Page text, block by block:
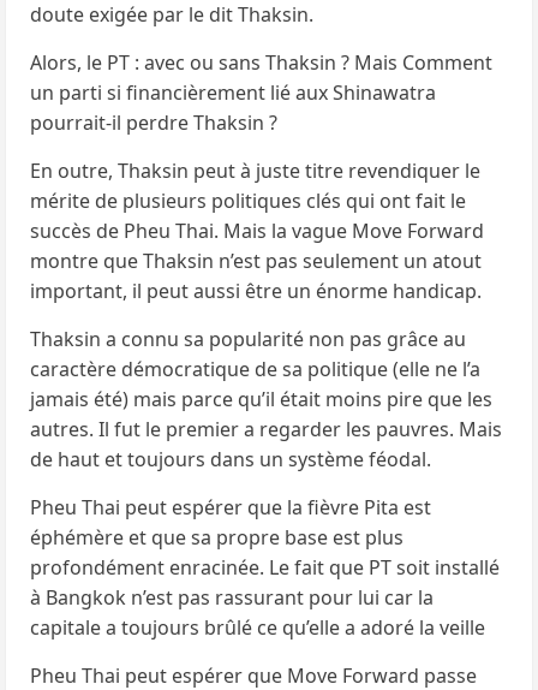
doute exigée par le dit Thaksin.
Alors, le PT : avec ou sans Thaksin ? Mais Comment
un parti si financièrement lié aux Shinawatra
pourrait-il perdre Thaksin ?
En outre, Thaksin peut à juste titre revendiquer le
mérite de plusieurs politiques clés qui ont fait le
succès de Pheu Thai. Mais la vague Move Forward
montre que Thaksin n’est pas seulement un atout
important, il peut aussi être un énorme handicap.
Thaksin a connu sa popularité non pas grâce au
caractère démocratique de sa politique (elle ne l’a
jamais été) mais parce qu’il était moins pire que les
autres. Il fut le premier a regarder les pauvres. Mais
de haut et toujours dans un système féodal.
Pheu Thai peut espérer que la fièvre Pita est
éphémère et que sa propre base est plus
profondément enracinée. Le fait que PT soit installé
à Bangkok n’est pas rassurant pour lui car la
capitale a toujours brûlé ce qu’elle a adoré la veille
Pheu Thai peut espérer que Move Forward passe